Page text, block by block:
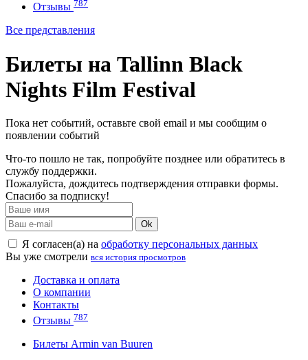
Отзывы 787
Все представления
Билеты на Tallinn Black
Nights Film Festival
Пока нет событий, оставьте свой email и мы сообщим о
появлении событий
Что-то пошло не так, попробуйте позднее или обратитесь в
службу поддержки.
Пожалуйста, дождитесь подтверждения отправки формы.
Спасибо за подписку!
Ok
Я согласен(а) на обработку персональных данных
Вы уже смотрели вся история просмотров
Доставка и оплата
О компании
Контакты
Отзывы 787
Билеты Armin van Buuren